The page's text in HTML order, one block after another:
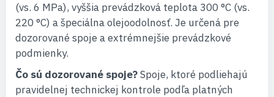
(vs. 6 MPa), vyššia prevádzková teplota 300 °C (vs.
220 °C) a špeciálna olejoodolnosť. Je určená pre
dozorované spoje a extrémnejšie prevádzkové
podmienky.
Čo sú dozorované spoje?Spoje, ktoré podliehajú
pravidelnej technickej kontrole podľa platných